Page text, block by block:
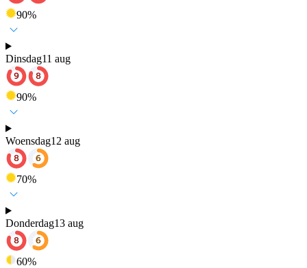
90%
Dinsdag11 aug
90%
Woensdag12 aug
70%
Donderdag13 aug
60%